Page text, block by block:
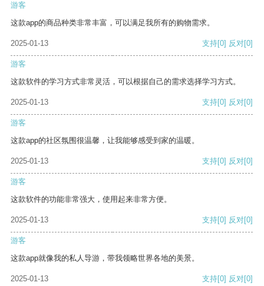
游客
这款app的商品种类非常丰富，可以满足我所有的购物需求。
2025-01-13 支持[0] 反对[0]
游客
这款软件的学习方式非常灵活，可以根据自己的需求选择学习方式。
2025-01-13 支持[0] 反对[0]
游客
这款app的社区氛围很温馨，让我能够感受到家的温暖。
2025-01-13 支持[0] 反对[0]
游客
这款软件的功能非常强大，使用起来非常方便。
2025-01-13 支持[0] 反对[0]
游客
这款app就像我的私人导游，带我领略世界各地的美景。
2025-01-13 支持[0] 反对[0]